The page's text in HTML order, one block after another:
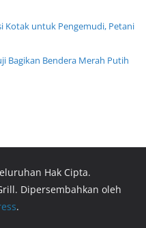
Kotak untuk Pengemudi, Petani
Bagikan Bendera Merah Putih
Hak Cipta.
Dipersembahkan oleh
.